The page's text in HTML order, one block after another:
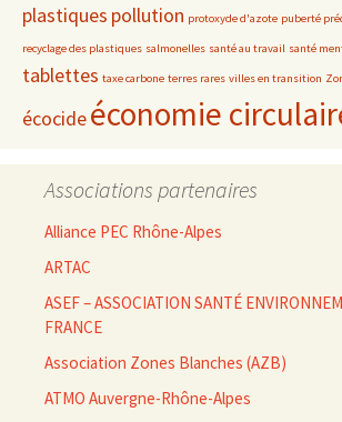
plastiques pollution protoxyde d'azote puberté
recyclage des plastiques salmonelles santé au travail santé
tablettes taxe carbone terres rares villes en transition
écocideéconomie
Associations partenaires
Alliance PEC Rhône-Alpes
ARTAC
ASEF – ASSOCIATION SANTÉ
FRANCE
Association Zones Blanches (AZB)
ATMO Auvergne-Rhône-Alpes